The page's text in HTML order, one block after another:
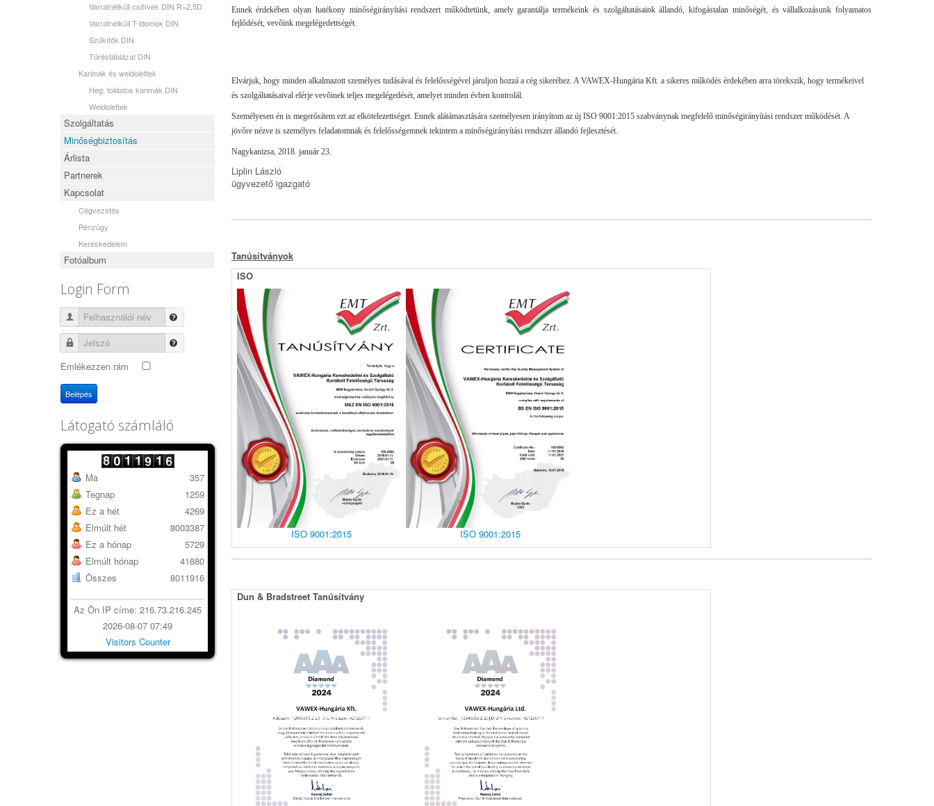
Varratnélküli csőívek DIN R=2,5D
Varratnélküli T-idomok DIN
Szűkítők DIN
Tűréstáblázat DIN
Karimák és weldolettek
Heg. toldatos karimák DIN
Weldolettek
Szolgáltatás
Minőségbiztosítás
Árlista
Partnerek
Kapcsolat
Cégvezetés
Pénzügy
Kereskedelem
Fotóalbum
Login Form
Felhasználói név
Jelszó
Emlékezzen rám
Belépés
Látogató számláló
Ma
Tegnap
Ez a hét
Elmúlt hét
Ez a hónap
Elmúlt hónap
Összes
357
1259
4269
8003387
5729
41880
8011916
Az Ön IP címe: 216.73.216.245
2026-08-07 07:49
Visitors Counter
Ennek érdekében olyan hatékony minőségirányítási rendszert működtetünk, amely garantálja termékeink és szolgáltatásaink állandó, kifogástalan minőségét, és vállalkozásunk folyamatos
fejlődését, vevőink megelégedettségét.
Elvárjuk, hogy minden alkalmazott személyes tudásával és felelősségével járuljon hozzá a cég sikeréhez. A VAWEX-Hungária Kft. a sikeres működés érdekében arra törekszik, hogy termékeivel
és szolgáltatásaival elérje vevőinek teljes megelégedését, amelyet minden évben kontrolál.
Személyesen én is megerősítem ezt az elkötelezettséget. Ennek alátámasztására személyesen irányítom az új ISO 9001:2015 szabványnak megfelelő minőségirányítási rendszer működését. A
jövőre nézve is személyes feladatomnak és felelősségemnek tekintem a minőségirányítási rendszer állandó fejlesztését.
Nagykanizsa, 2018. január 23.
Liplin László
ügyvezető igazgató
Tanúsítványok
ISO
ISO 9001:2015 ISO 9001:2015
Dun & Bradstreet Tanúsítvány